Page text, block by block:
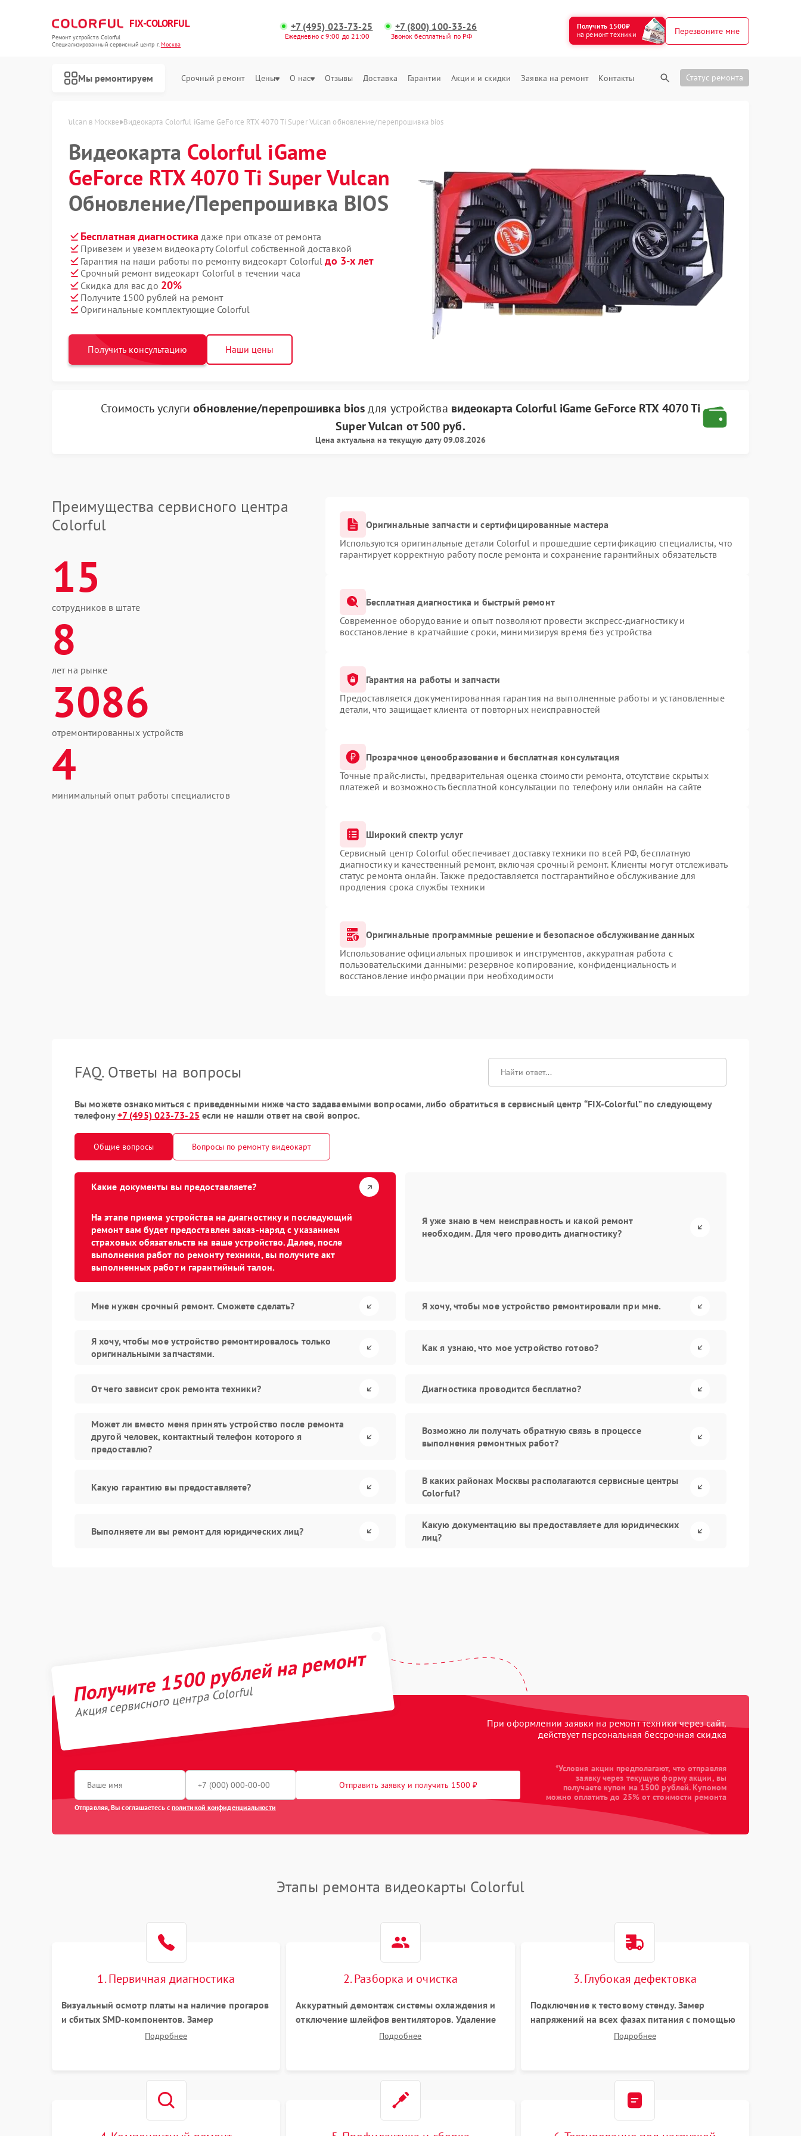
FIX-COLORFUL
Ремонт устройств Colorful
Специализированный cервисный центр г.Москва
+7 (495) 023-73-25
Ежедневно с 9:00 до 21:00
+7 (800) 100-33-26
Звонок бесплатный по РФ
Получить 1500₽
на ремонт техники
Перезвоните мне
Мы ремонтируем Срочный ремонт Цены О нас Отзывы Доставка Гарантии Акции и скидки Заявка на ремонт Контакты Статус ремонта
4070 Ti Super Vulcan в Москве Видеокарта Colorful iGame GeForce RTX 4070 Ti Super Vulcan обновление/перепрошивка bios
Видеокарта Colorful iGame
GeForce RTX 4070 Ti Super Vulcan
Обновление/Перепрошивка BIOS
Бесплатная диагностика даже при отказе от ремонта
Привезем и увезем видеокарту Colorful собственной доставкой
Гарантия на наши работы по ремонту видеокарт Colorfulдо 3-х лет
Срочный ремонт видеокарт Colorful в течении часа
Скидка для вас до 20%
Получите 1500 рублей на ремонт
Оригинальные комплектующие Colorful
Получить консультацию Наши цены
Стоимость услугиобновление/перепрошивка biosдля устройства видеокарта Colorful iGame GeForce RTX 4070 Ti
Super Vulcan от500 руб.
Цена актуальна на текущую дату 09.08.2026
Преимущества сервисного центра
Colorful
15
сотрудников в штате
8
лет на рынке
3086
отремонтированных устройств
4
минимальный опыт работы специалистов
Оригинальные запчасти и сертифицированные мастера
Используются оригинальные детали Colorful и прошедшие сертификацию специалисты, что
гарантирует корректную работу после ремонта и сохранение гарантийных обязательств
Бесплатная диагностика и быстрый ремонт
Современное оборудование и опыт позволяют провести экспресс-диагностику и
восстановление в кратчайшие сроки, минимизируя время без устройства
Гарантия на работы и запчасти
Предоставляется документированная гарантия на выполненные работы и установленные
детали, что защищает клиента от повторных неисправностей
Прозрачное ценообразование и бесплатная консультация
Точные прайс-листы, предварительная оценка стоимости ремонта, отсутствие скрытых
платежей и возможность бесплатной консультации по телефону или онлайн на сайте
Широкий спектр услуг
Сервисный центр Colorful обеспечивает доставку техники по всей РФ, бесплатную
диагностику и качественный ремонт, включая срочный ремонт. Клиенты могут отслеживать
статус ремонта онлайн. Также предоставляется постгарантийное обслуживание для
продления срока службы техники
Оригинальные программные решение и безопасное обслуживание данных
Использование официальных прошивок и инструментов, аккуратная работа с
пользовательскими данными: резервное копирование, конфиденциальность и
восстановление информации при необходимости
FAQ. Ответы на вопросы
Вы можете ознакомиться с приведенными ниже часто задаваемыми вопросами, либо обратиться в сервисный центр “FIX-Colorful” по следующему
телефону+7 (495) 023-73-25 если не нашли ответ на свой вопрос.
Общие вопросы Вопросы по ремонту видеокарт
Какие документы вы предоставляете?
На этапе приема устройства на диагностику и последующий
ремонт вам будет предоставлен заказ-наряд с указанием
страховых обязательств на ваше устройство. Далее, после
выполнения работ по ремонту техники, вы получите акт
выполненных работ и гарантийный талон.
Я уже знаю в чем неисправность и какой ремонт
необходим. Для чего проводить диагностику?
Мне нужен срочный ремонт. Сможете сделать? Я хочу, чтобы мое устройство ремонтировали при мне.
Я хочу, чтобы мое устройство ремонтировалось только
оригинальными запчастями.
Как я узнаю, что мое устройство готово?
От чего зависит срок ремонта техники? Диагностика проводится бесплатно?
Может ли вместо меня принять устройство после ремонта
другой человек, контактный телефон которого я
предоставлю?
Возможно ли получать обратную связь в процессе
выполнения ремонтных работ?
Какую гарантию вы предоставляете?
В каких районах Москвы располагаются сервисные центры
Colorful?
Выполняете ли вы ремонт для юридических лиц?
Какую документацию вы предоставляете для юридических
лиц?
Получите 1500 рублей на ремонт
Акция сервисного центра Colorful
При оформлении заявки на ремонт техники через сайт,
действует персональная бессрочная скидка
Отправить заявку и получить 1500 ₽
Отправляя, Вы соглашаетесь с политикой конфиденциальности
*Условия акции предполагают, что отправляя
заявку через текущую форму акции, вы
получаете купон на 1500 рублей. Купоном
можно оплатить до 25% от стоимости ремонта
Этапы ремонта видеокарты Colorful
1. Первичная диагностика
Визуальный осмотр платы на наличие прогаров
и сбитых SMD-компонентов. Замер
сопротивлений на линиях питания PCI-E и
Подробнее
2. Разборка и очистка
Аккуратный демонтаж системы охлаждения и
отключение шлейфов вентиляторов. Удаление
старой термопасты с кристалла графического
Подробнее
3. Глубокая дефектовка
Подключение к тестовому стенду. Замер
напряжений на всех фазах питания с помощью
осциллографа. Проверка инициализации.
Подробнее